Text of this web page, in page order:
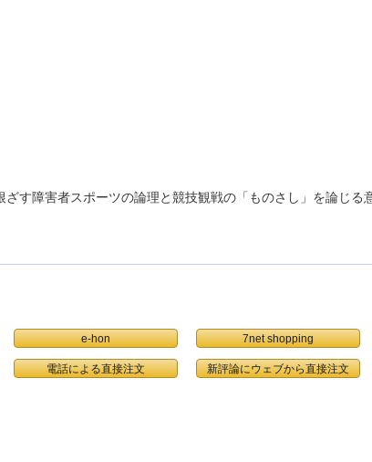
す障害者スポーツの論理と競技観戦の「ものさし」を論じる
e-hon 7net shopping
電話による直接注文